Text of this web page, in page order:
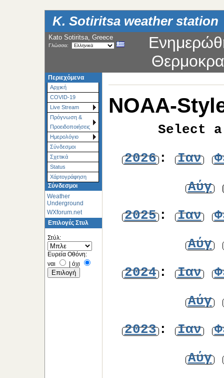
K. Sotiritsa weather station
Kato Sotiritsa, Greece
Γλώσσα:
Περιεχόμενα
Αρχική
COVID-19
Live Stream
Πρόγνωση &
Προειδοποιήσεις
Ημερολόγιο
Σύνδεσμοι
Σχετικά
Status
Χάρτoγράφηση
Σύνδεσμοι
Weather
Underground
WXforum.net
Επιλογές Στυλ
Στύλ:
Ευρεία Οθόνη:
ναι
| όχι
NOAA-
Select
2026: Ιαν
Αύγ
2025: Ιαν
Αύγ
2024: Ιαν
Αύγ
2023: Ιαν
Αύγ